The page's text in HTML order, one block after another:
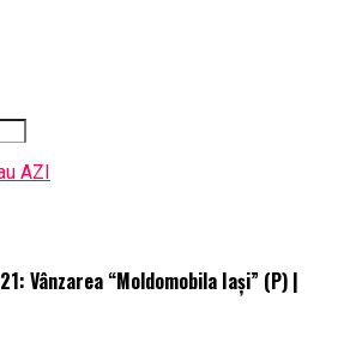
Vânzarea “Moldomobila Iaşi” (P) |